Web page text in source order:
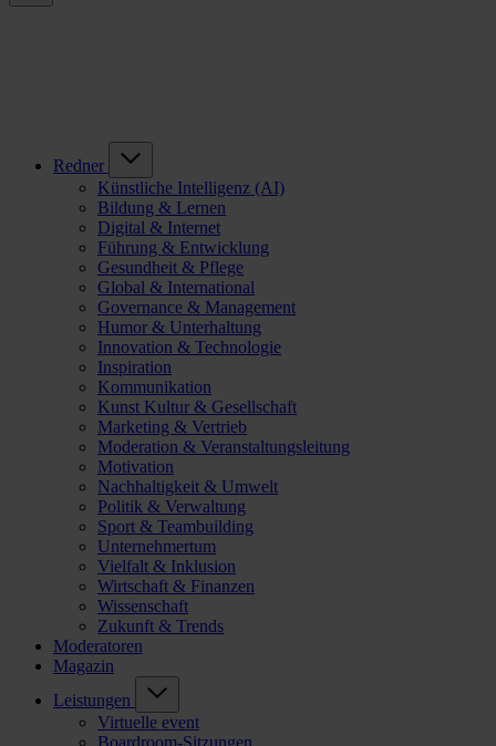
Redner
Künstliche Intelligenz (AI)
Bildung & Lernen
Digital & Internet
Führung & Entwicklung
Gesundheit & Pflege
Global & International
Governance & Management
Humor & Unterhaltung
Innovation & Technologie
Inspiration
Kommunikation
Kunst Kultur & Gesellschaft
Marketing & Vertrieb
Moderation & Veranstaltungsleitung
Motivation
Nachhaltigkeit & Umwelt
Politik & Verwaltung
Sport & Teambuilding
Unternehmertum
Vielfalt & Inklusion
Wirtschaft & Finanzen
Wissenschaft
Zukunft & Trends
Moderatoren
Magazin
Leistungen
Virtuelle event
Boardroom-Sitzungen